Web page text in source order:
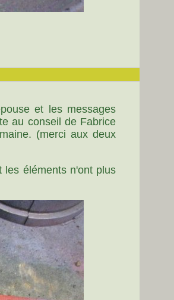
et les messages
au conseil de Fabrice
(merci aux deux
les éléments n'ont plus